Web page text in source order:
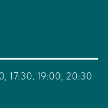
17:30, 19:00, 20:30